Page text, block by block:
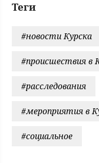
Теги
#новости Курска
#происшествия в
#расследования
#мероприятия в
#социальное